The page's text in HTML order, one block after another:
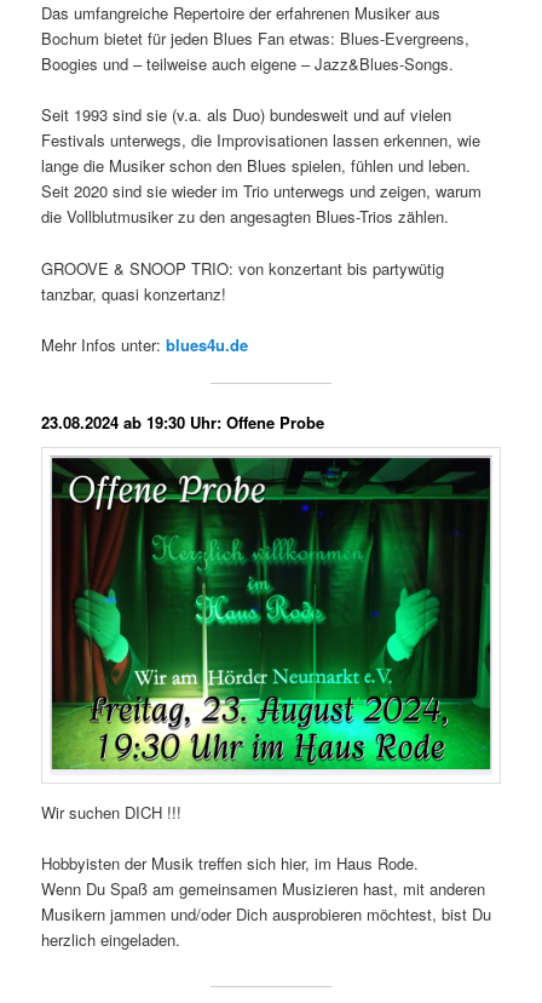
Das umfangreiche Repertoire der erfahrenen Musiker aus
Bochum bietet für jeden Blues Fan etwas: Blues-Evergreens,
Boogies und – teilweise auch eigene – Jazz&Blues-Songs.
Seit 1993 sind sie (v.a. als Duo) bundesweit und auf vielen
Festivals unterwegs, die Improvisationen lassen erkennen, wie
lange die Musiker schon den Blues spielen, fühlen und leben.
Seit 2020 sind sie wieder im Trio unterwegs und zeigen, warum
die Vollblutmusiker zu den angesagten Blues-Trios zählen.
GROOVE & SNOOP TRIO: von konzertant bis partywütig
tanzbar, quasi konzertanz!
Mehr Infos unter:blues4u.de
23.08.2024 ab 19:30 Uhr: Offene Probe
Wir suchen DICH !!!
Hobbyisten der Musik treffen sich hier, im Haus Rode.
Wenn Du Spaß am gemeinsamen Musizieren hast, mit anderen
Musikern jammen und/oder Dich ausprobieren möchtest, bist Du
herzlich eingeladen.